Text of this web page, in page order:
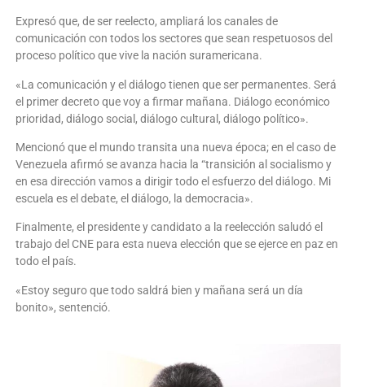
Expresó que, de ser reelecto, ampliará los canales de
comunicación con todos los sectores que sean respetuosos del
proceso político que vive la nación suramericana.
«La comunicación y el diálogo tienen que ser permanentes. Será
el primer decreto que voy a firmar mañana. Diálogo económico
prioridad, diálogo social, diálogo cultural, diálogo político».
Mencionó que el mundo transita una nueva época; en el caso de
Venezuela afirmó se avanza hacia la “transición al socialismo y
en esa dirección vamos a dirigir todo el esfuerzo del diálogo. Mi
escuela es el debate, el diálogo, la democracia».
Finalmente, el presidente y candidato a la reelección saludó el
trabajo del CNE para esta nueva elección que se ejerce en paz en
todo el país.
«Estoy seguro que todo saldrá bien y mañana será un día
bonito», sentenció.